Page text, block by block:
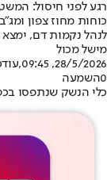
רגע לפני חיסול: המשטרה
כוחות מחוז צפון
לנהל נקמות דם, ימצא
מישל מכול
28/5/2026, 09:45
0השמעה
כלי הנשק שנתפסו